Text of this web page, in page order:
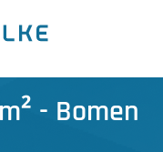
- Bomen